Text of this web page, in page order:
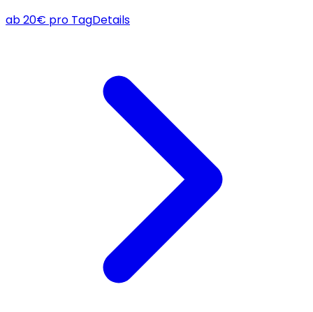
Nebelmaschine.
ab20€ pro TagDetails